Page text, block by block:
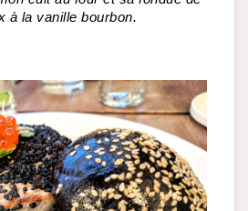
à la vanille bourbon.